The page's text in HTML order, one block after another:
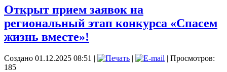
Открыт прием заявок на
региональный этап конкурса «Спасем
жизнь вместе»!
Создано 01.12.2025 08:51 | |
| Просмотров:
185